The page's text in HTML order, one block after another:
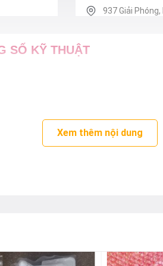
937 Giải Phóng,
Nội
TRẠM BẢO HÀNH
SỐ KỸ THUẬT
Xem thêm nội dung